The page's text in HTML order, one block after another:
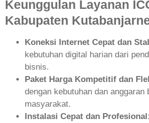
Keunggulan Layanan
Kabupaten
Koneksi Internet Cepat dan
kebutuhan digital harian dari
bisnis.
Paket Harga Kompetitif dan
dengan kebutuhan dan anggaran
masyarakat.
Instalasi Cepat dan Profesional: